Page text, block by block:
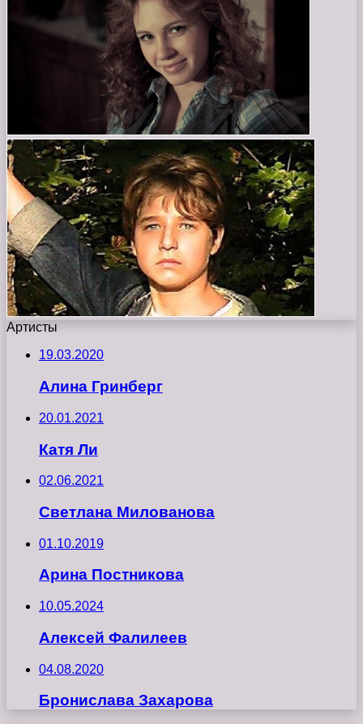
Артисты
19.03.2020
Алина Гринберг
20.01.2021
Катя Ли
02.06.2021
Светлана Милованова
01.10.2019
Арина Постникова
10.05.2024
Алексей Фалилеев
04.08.2020
Бронислава Захарова